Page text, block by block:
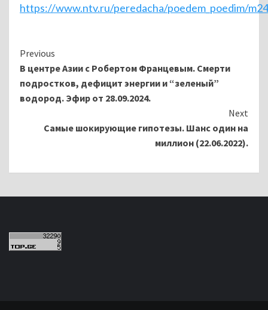
https://www.ntv.ru/peredacha/poedem_poedim/
Continue
Reading
Previous
В центре Азии с Робертом Францевым. Смерти
подростков, дефицит энергии и “зеленый”
водород. Эфир от 28.09.2024.
Next
Самые шокирующие гипотезы. Шанс один на
миллион (22.06.2022).